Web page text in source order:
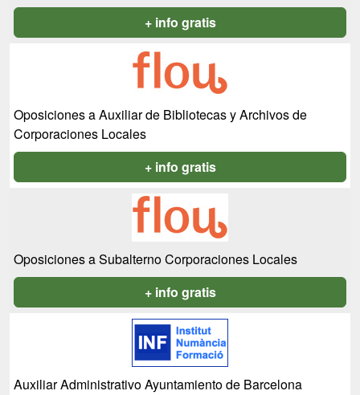
+ info gratis
Oposiciones a Auxiliar de Bibliotecas y Archivos de
Corporaciones Locales
+ info gratis
Oposiciones a Subalterno Corporaciones Locales
+ info gratis
Auxiliar Administrativo Ayuntamiento de Barcelona